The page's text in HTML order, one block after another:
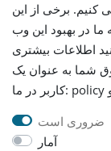
کنیم. برخی از این
در بهبود این وب
اطلاعات بیشتری
شما به عنوان یک
ضروری است
آمار